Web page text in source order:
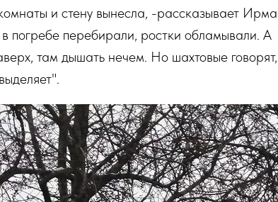
и стену вынесла, -рассказывает Ирма
погребе перебирали, ростки обламывали. А
там дышать нечем. Но шахтовые говорят,